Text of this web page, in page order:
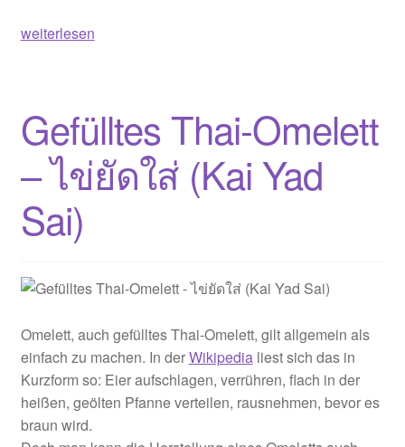
Thai-
om
–
ชะอม
(Kai
Cha-
weiterlesen
Gefülltes Thai-Omelett
– ไข่ยัดใส่ (Kai Yad
Sai)
Omelett, auch gefülltes Thai-Omelett, gilt allgemein als
einfach zu machen. In derWikipedialiest sich das in
Kurzform so: Eier aufschlagen, verrühren, flach in der
heißen, geölten Pfanne verteilen, rausnehmen, bevor es
braun wird.